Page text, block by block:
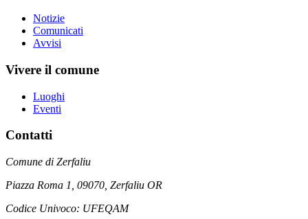
Notizie
Comunicati
Avvisi
Vivere il comune
Luoghi
Eventi
Contatti
Comune di Zerfaliu
Piazza Roma 1, 09070, Zerfaliu OR
Codice Univoco: UFEQAM